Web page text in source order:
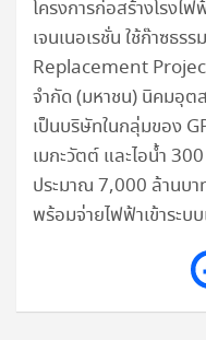
โครงการก่อสร้างโรงไ
เจนเนอเรชั่น ใช้ก๊าซธร
Replacement
จำกัด (มหาชน) นิคมอุต
เป็นบริษัทในกลุ่มของ
เมกะวัตต์ และไอน้ำ
ประมาณ 7,000 ล้านบา
พร้อมจ่ายไฟฟ้าเข้าระ